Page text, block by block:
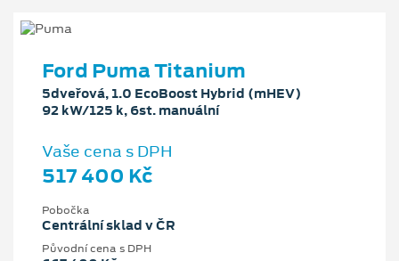
Ford Puma Titanium
5dveřová, 1.0 EcoBoost Hybrid (mHEV)
92 kW/125 k, 6st. manuální
Vaše cena s DPH
517 400 Kč
Pobočka
Centrální sklad v ČR
Původní cena s DPH